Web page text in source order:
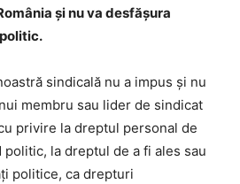
și nu va desfăşura
sindicală nu a impus și nu
membru sau lider de sindicat
privire la dreptul personal de
la dreptul de a fi ales sau
politice, ca drepturi